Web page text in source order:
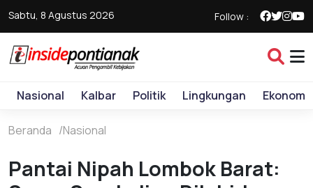
Sabtu, 8 Agustus 2026 Follow :
Nasional Kalbar Politik Lingkungan Ekonomi
Beranda Nasional
Pantai Nipah Lombok Barat: